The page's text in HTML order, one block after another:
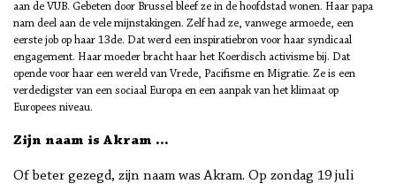
aan de VUB. Gebeten door Brussel bleef ze in de hoofdstad wonen. Haar papa
nam deel aan de vele mijnstakingen. Zelf had ze, vanwege armoede, een
eerste job op haar 13de. Dat werd een inspiratiebron voor haar syndicaal
engagement. Haar moeder bracht haar het Koerdisch activisme bij. Dat
opende voor haar een wereld van Vrede, Pacifisme en Migratie. Ze is een
verdedigster van een sociaal Europa en een aanpak van het klimaat op
Europees niveau.
Zijn naam is Akram …
Of beter gezegd, zijn naam was Akram. Op zondag 19 juli